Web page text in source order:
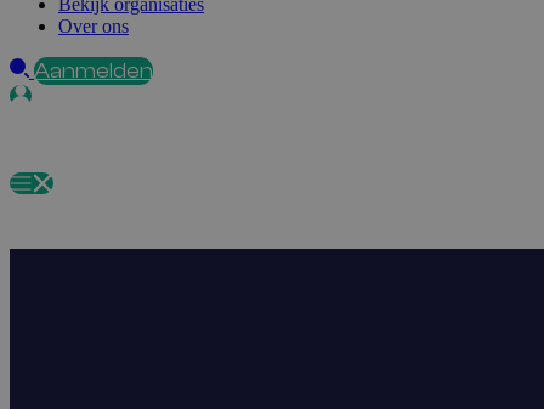
Bekijk organisaties
Over ons
Aanmelden